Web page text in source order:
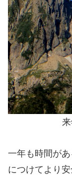
一年も時間が
につけてより安